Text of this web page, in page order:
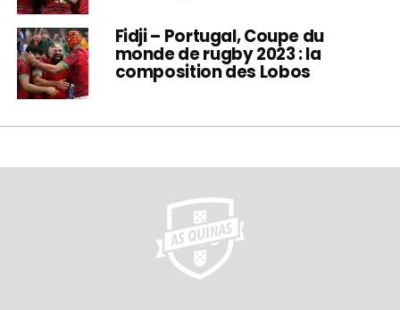
Fidji – Portugal, Coupe du
monde de rugby 2023 : la
composition des Lobos